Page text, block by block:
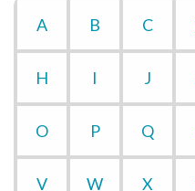
A B C
H I J
O P Q
V W X